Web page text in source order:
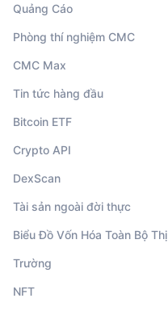
Quảng Cáo
Phòng thí nghiệm CMC
CMC Max
Tin tức hàng đầu
Bitcoin ETF
Crypto API
DexScan
Tài sản ngoài đời thực
Biểu Đồ Vốn Hóa Toàn Bộ Thị
Trường
NFT